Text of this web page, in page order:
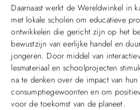
Daarnaast werkt de Wereldwinkel in
met lokale scholen om educatieve
ontwikkelen die gericht zijn op het
bewustzijn van eerlijke handel en
jongeren. Door middel van
lesmateriaal en schoolprojecten
na te denken over de impact van hun
consumptiegewoonten en om
voor de toekomst van de planeet.